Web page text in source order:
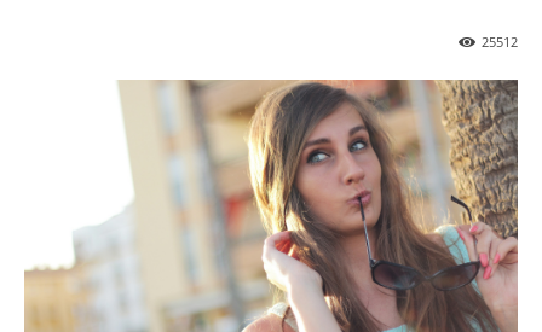
25512